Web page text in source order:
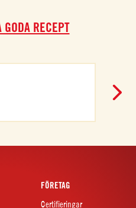
RECEPT
FÖRETAG
Certifieringar